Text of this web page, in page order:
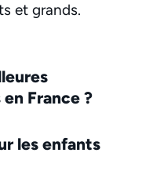
et grands.
France ?
les enfants